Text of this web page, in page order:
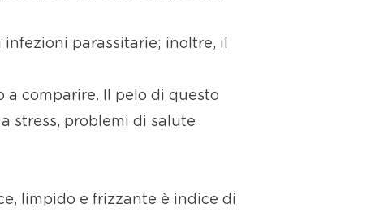
parassitarie; inoltre, il
a comparire. Il pelo di questo
stress, problemi di salute
limpido e frizzante è indice di